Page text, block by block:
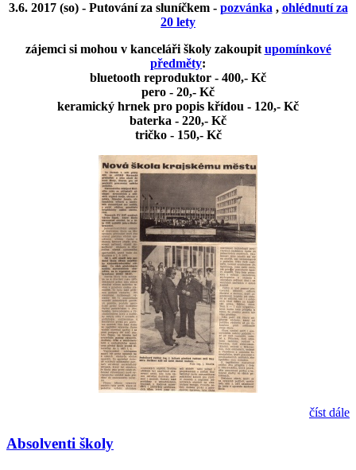
3.6. 2017 (so) - Putování za sluníčkem - pozvánka , ohlédnutí za
20 lety
zájemci si mohou v kanceláři školy zakoupit upomínkové
předměty:
bluetooth reproduktor - 400,- Kč
pero - 20,- Kč
keramický hrnek pro popis křídou - 120,- Kč
baterka - 220,- Kč
tričko - 150,- Kč
číst dále
Absolventi školy